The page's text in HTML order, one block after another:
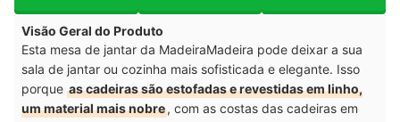
Visão Geral do Produto
Esta mesa de jantar da MadeiraMadeira pode deixar a sua
sala de jantar ou cozinha mais sofisticada e elegante. Isso
porque as cadeiras são estofadas e revestidas em linho,
um material mais nobre, com as costas das cadeiras em